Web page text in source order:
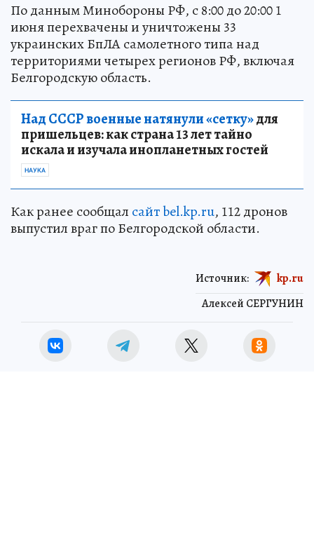
По данным Минобороны РФ, с 8:00 до 20:00 1
июня перехвачены и уничтожены 33
украинских БпЛА самолетного типа над
территориями четырех регионов РФ, включая
Белгородскую область.
Над СССР военные натянули «сетку»для
пришельцев: как страна 13 лет тайно
искала и изучала инопланетных гостей
НАУКА
Как ранее сообщал сайт bel.kp.ru, 112 дронов
выпустил враг по Белгородской области.
Алексей СЕРГУНИН
Источник: kp.ru